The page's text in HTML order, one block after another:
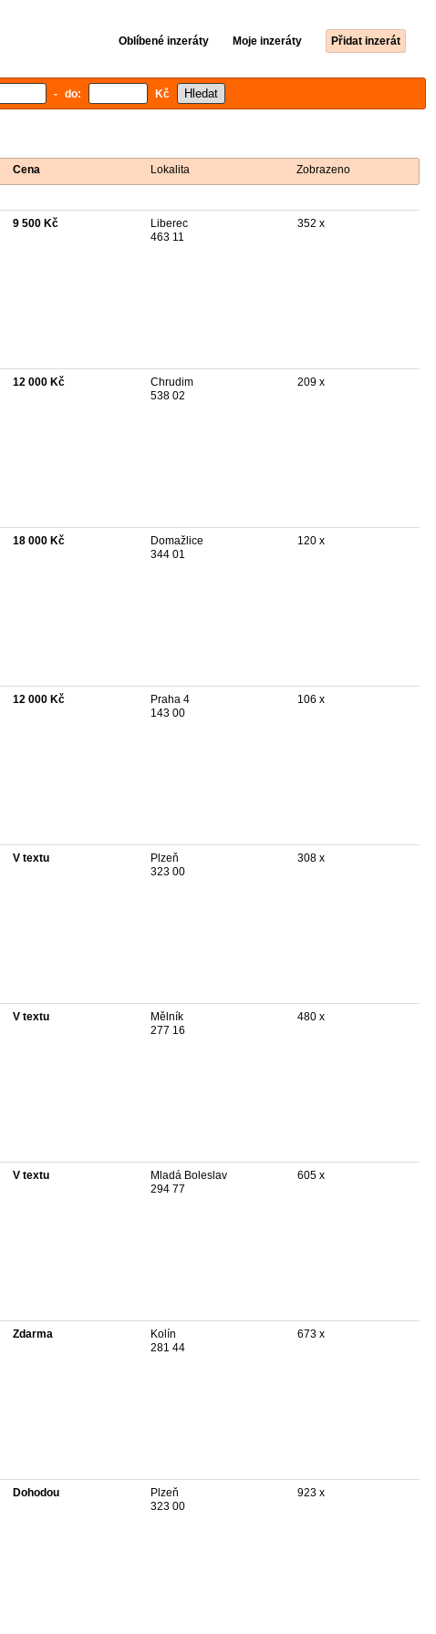
Oblíbené inzeráty Moje inzeráty Přidat inzerát
- do: Kč
Cena Lokalita Zobrazeno
9 500 Kč
Liberec
463 11
352 x
12 000 Kč
Chrudim
538 02
209 x
18 000 Kč
Domažlice
344 01
120 x
12 000 Kč
Praha 4
143 00
106 x
V textu
Plzeň
323 00
308 x
V textu
Mělník
277 16
480 x
V textu
Mladá Boleslav
294 77
605 x
Zdarma
Kolín
281 44
673 x
Dohodou
Plzeň
323 00
923 x